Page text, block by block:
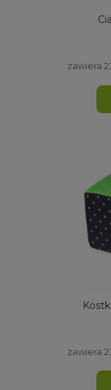
zawiera
zawiera